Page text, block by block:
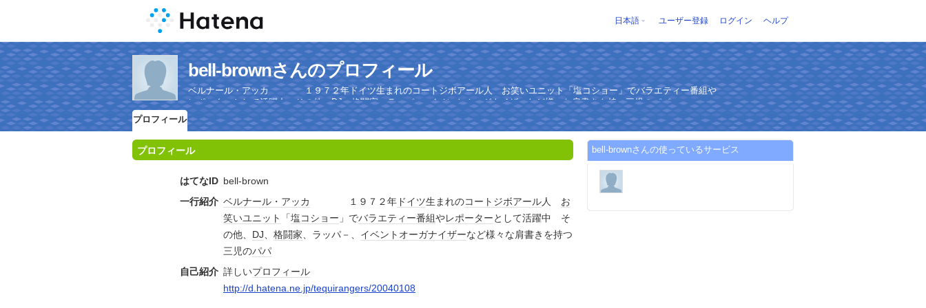
日本語 ユーザー登録 ログイン ヘルプ
bell-brownさんのプロフィール
ベルナール・アッカ １９７２年ドイツ生まれのコートジボアール人 お笑いユニット「塩コショー」でバラエティー番組や
レポーターとして活躍中 その他、DJ、格闘家、ラッパ−、イベントオーガナイザーなど様々な肩書きを持つ三児のパパ
プロフィール
プロフィール
はてなID bell-brown
一行紹介 ベルナール・アッカ １９７２年 ドイツ生まれのコートジボアール人 お
笑いユニット 「塩コショー 」でバラエティー番組やレポーターとして活躍中 そ
の他、 DJ、 格闘家、ラッパ－、 イベント オーガナイザーなど様々な肩書きを持つ
三児のパパ
自己紹介 詳しいプロフィール
http://d.hatena.ne.jp/tequirangers/20040108
bell-brownさんの使っているサービス